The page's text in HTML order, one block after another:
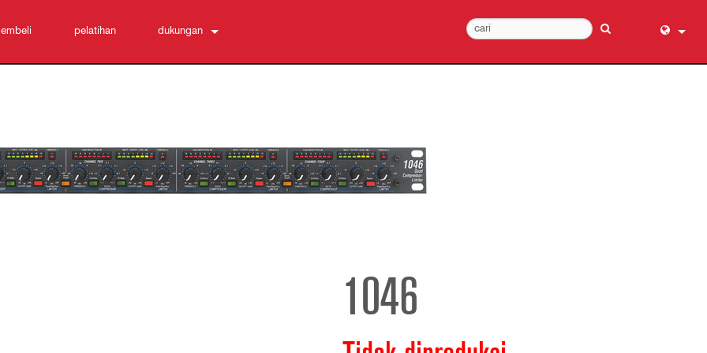
pelatihan dukungan
Unduhan
Garansi
registrasi produk
1046